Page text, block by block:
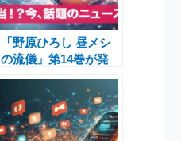
「野原ひろし 昼メシ
の流儀」第14巻が発
イアンスも題材に、
10月よりTVアニメ放
送決定